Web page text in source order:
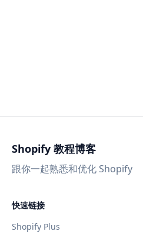
Shopify 教程博客
跟你一起熟悉和优化 Shopify
快速链接
Shopify Plus